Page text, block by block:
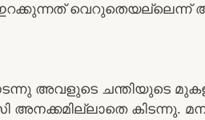
വെറുതെയല്ലെന്ന്
അവളുടെ ചന്തിയുടെ
അനക്കമില്ലാതെ കിടന്നു.